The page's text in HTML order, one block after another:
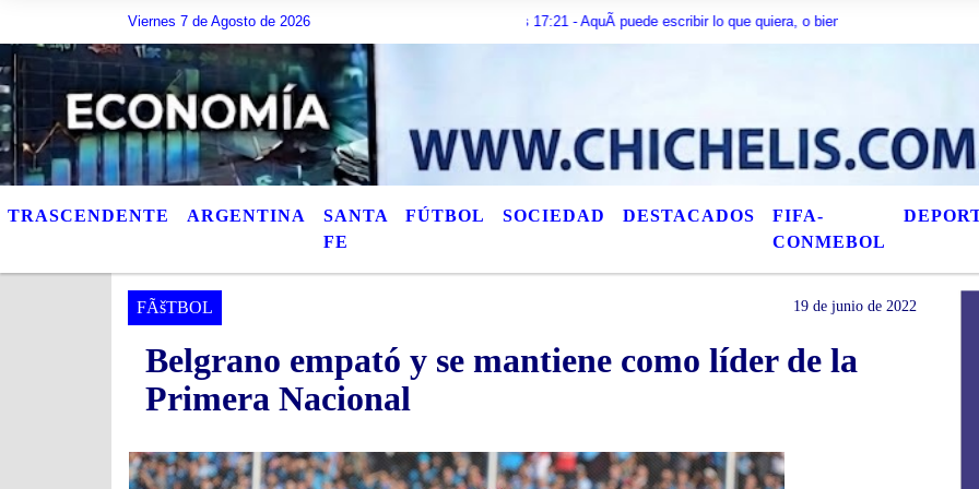
Viernes 7 de Agosto de 2026
Hoy es Viernes 7 de Agosto de 2026 y son las 17:21 - AquÃ­ puede escribir lo que quiera, o bien puede mostrar los
TRASCENDENTE ARGENTINA
SANTA
FE
FÚTBOL SOCIEDAD DESTACADOS
FIFA-
CONMEBOL
FÃšTBOL 19 de junio de 2022
Belgrano empató y se mantiene como líder de la
Primera Nacional